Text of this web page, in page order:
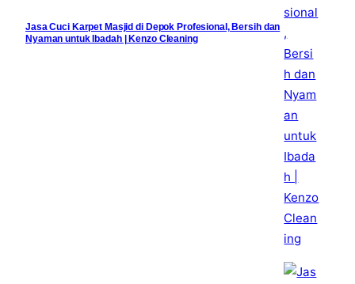
Jasa Cuci Karpet Masjid di Depok Profesional, Bersih dan
Nyaman untuk Ibadah | Kenzo Cleaning